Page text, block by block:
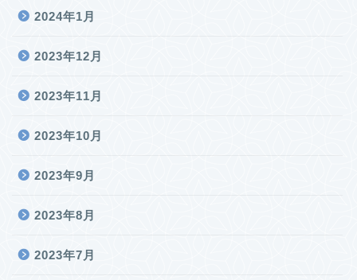
2024年1月
2023年12月
2023年11月
2023年10月
2023年9月
2023年8月
2023年7月